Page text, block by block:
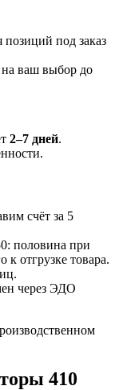
позиций под заказ
ваш выбор до
2–7 дней.
счёт за 5
половина при
к отгрузке товара.
через ЭДО
410